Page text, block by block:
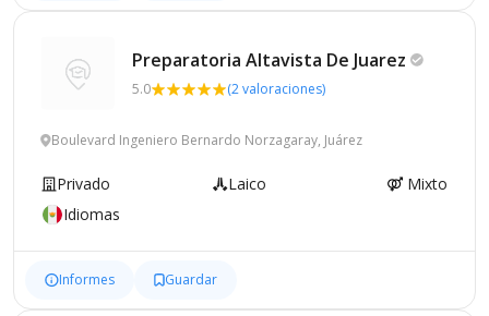
Preparatoria Altavista De Juarez
5.0 (2 valoraciones)
Boulevard Ingeniero Bernardo Norzagaray, Juárez
Privado Laico
Mixto
Idiomas
Informes Guardar